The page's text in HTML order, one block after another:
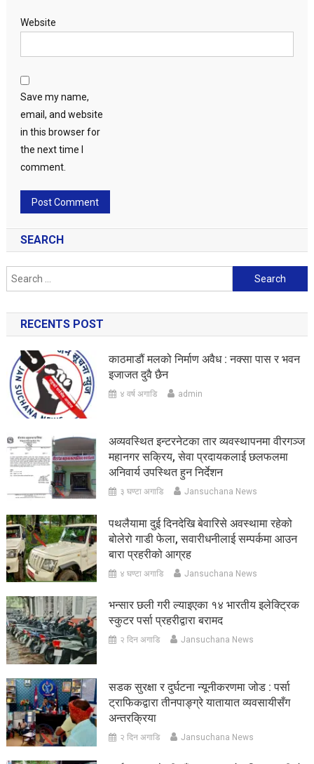
Website
Save my name,
email, and website
in this browser for
the next time I
comment.
SEARCH
Search
for:
RECENTS POST
काठमाडौं मलको निर्माण अवैध : नक्सा पास र भवन
इजाजत दुवै छैन
४ वर्ष अगाडि admin
अव्यवस्थित इन्टरनेटका तार व्यवस्थापनमा वीरगञ्ज
महानगर सक्रिय, सेवा प्रदायकलाई छलफलमा
अनिवार्य उपस्थित हुन निर्देशन
३ घण्टा अगाडि Jansuchana News
पथलैयामा दुई दिनदेखि बेवारिसे अवस्थामा रहेको
बोलेरो गाडी फेला, सवारीधनीलाई सम्पर्कमा आउन
बारा प्रहरीको आग्रह
४ घण्टा अगाडि Jansuchana News
भन्सार छली गरी ल्याइएका १४ भारतीय इलेक्ट्रिक
स्कुटर पर्सा प्रहरीद्वारा बरामद
२ दिन अगाडि Jansuchana News
सडक सुरक्षा र दुर्घटना न्यूनीकरणमा जोड : पर्सा
ट्राफिकद्वारा तीनपाङ्ग्रे यातायात व्यवसायीसँग
अन्तरक्रिया
२ दिन अगाडि Jansuchana News